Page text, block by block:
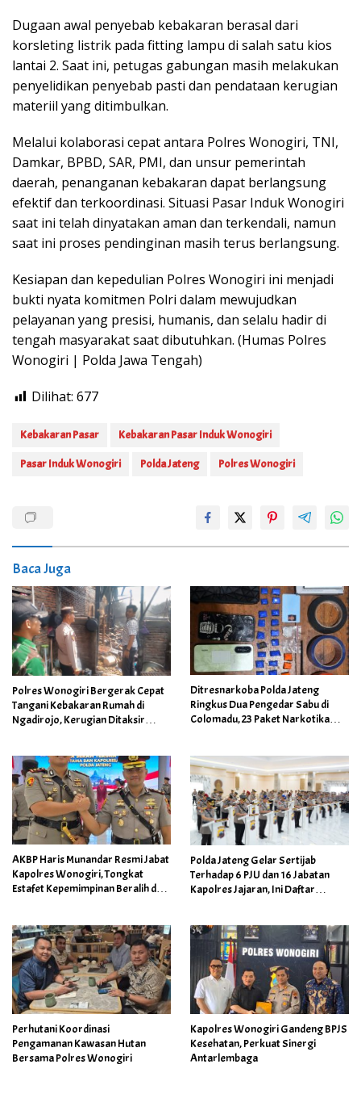
Dugaan awal penyebab kebakaran berasal dari
korsleting listrik pada fitting lampu di salah satu kios
lantai 2. Saat ini, petugas gabungan masih melakukan
penyelidikan penyebab pasti dan pendataan kerugian
materiil yang ditimbulkan.
Melalui kolaborasi cepat antara Polres Wonogiri, TNI,
Damkar, BPBD, SAR, PMI, dan unsur pemerintah
daerah, penanganan kebakaran dapat berlangsung
efektif dan terkoordinasi. Situasi Pasar Induk Wonogiri
saat ini telah dinyatakan aman dan terkendali, namun
saat ini proses pendinginan masih terus berlangsung.
Kesiapan dan kepedulian Polres Wonogiri ini menjadi
bukti nyata komitmen Polri dalam mewujudkan
pelayanan yang presisi, humanis, dan selalu hadir di
tengah masyarakat saat dibutuhkan. (Humas Polres
Wonogiri | Polda Jawa Tengah)
Dilihat: 677
Kebakaran Pasar Kebakaran Pasar Induk Wonogiri
Pasar Induk Wonogiri Polda Jateng Polres Wonogiri
Baca Juga
Polres Wonogiri Bergerak Cepat
Tangani Kebakaran Rumah di
Ngadirojo, Kerugian Ditaksir
Ditresnarkoba Polda Jateng
Ringkus Dua Pengedar Sabu di
Colomadu, 23 Paket Narkotika
AKBP Haris Munandar Resmi Jabat
Kapolres Wonogiri, Tongkat
Estafet Kepemimpinan Beralih dari
Polda Jateng Gelar Sertijab
Terhadap 6 PJU dan 16 Jabatan
Kapolres Jajaran, Ini Daftar
Perhutani Koordinasi
Pengamanan Kawasan Hutan
Bersama Polres Wonogiri
Kapolres Wonogiri Gandeng BPJS
Kesehatan, Perkuat Sinergi
Antarlembaga